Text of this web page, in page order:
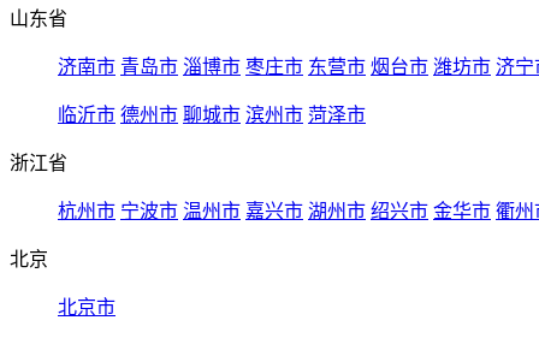
山东省
济南市 青岛市 淄博市 枣庄市 东营市 烟台市 潍坊市 济宁
临沂市 德州市 聊城市 滨州市 菏泽市
浙江省
杭州市 宁波市 温州市 嘉兴市 湖州市 绍兴市 金华市 衢州
北京
北京市